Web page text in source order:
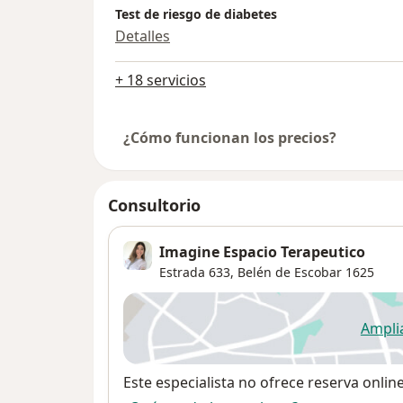
Test de riesgo de diabetes
Detalles
+ 18 servicios
¿Cómo funcionan los precios?
Consultorio
Imagine Espacio Terapeutico
Estrada 633, Belén de Escobar 1625
Disponibilidad
Este especialista no ofrece reserva